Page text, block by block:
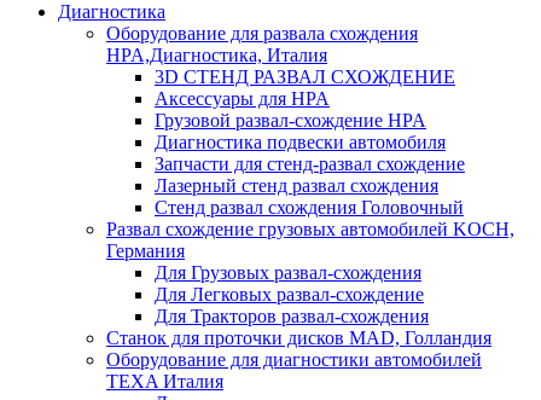
Диагностика
Оборудование для развала схождения
HPA,Диагностика, Италия
3D СТЕНД РАЗВАЛ СХОЖДЕНИЕ
Аксессуары для HPA
Грузовой развал-схождение HPA
Диагностика подвески автомобиля
Запчасти для стенд-развал схождение
Лазерный стенд развал схождения
Стенд развал схождения Головочный
Развал схождение грузовых автомобилей KOCH,
Германия
Для Грузовых развал-схождения
Для Легковых развал-схождение
Для Тракторов развал-схождения
Станок для проточки дисков MAD, Голландия
Оборудование для диагностики автомобилей
TEXA Италия